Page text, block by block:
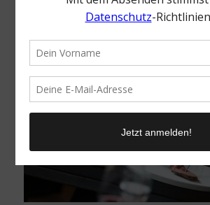
Mr. Düsseldorf | The Grill |
4. April 2022 /